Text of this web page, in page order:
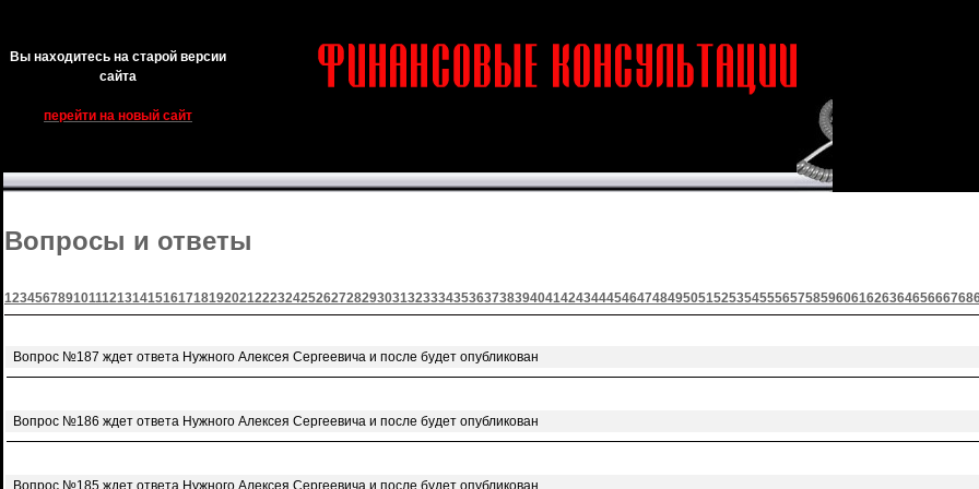
Вы находитесь на старой версии
сайта
перейти на новый сайт
Вопросы и ответы
1234567891011121314151617181920212223242526272829303132333435363738394041424344454647484950515253545556575859606162636465666768
Вопрос №187 ждет ответа Нужного Алексея Сергеевича и после будет опубликован
Вопрос №186 ждет ответа Нужного Алексея Сергеевича и после будет опубликован
Вопрос №185 ждет ответа Нужного Алексея Сергеевича и после будет опубликован